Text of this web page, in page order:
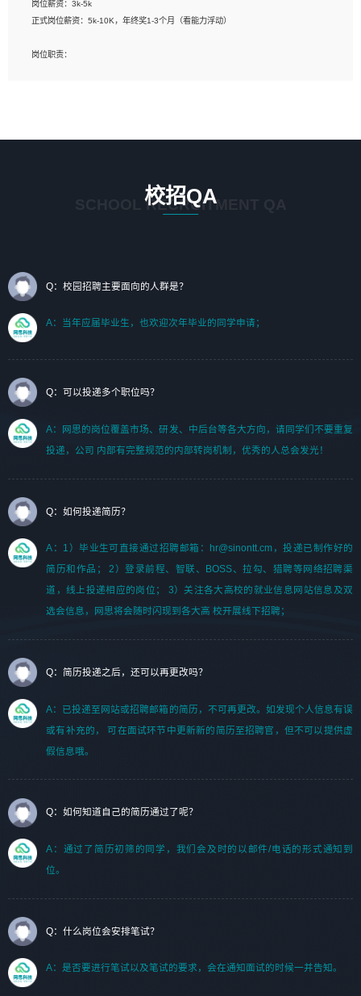
标志及吉祥物设计，效果图后期处理等。
1、艺术设计类相关专业；（其中需求分析顾问不限专业）
岗位薪资：3k-5k
正式岗位薪资：5k-10K，年终奖1-3个月（看能力浮动）
岗位职责：
2. 熟悉 前端常用框架, 能独立完成设计给予的 UI 效果;
3. 有良好的代码习惯, 低级错误出现频率低;
7. 了解或熟悉 WebGL 及相关框架优先。
（岗位人员专职于行业应用解决方案、项目申报方案、投标方案的策划编写）
校招QA
SCHOOL RECRUITMENT QA
Q：校园招聘主要面向的人群是？
A：当年应届毕业生，也欢迎次年毕业的同学申请；
Q：可以投递多个职位吗？
A：网思的岗位覆盖市场、研发、中后台等各大方向，请同学们不要重复
投递，公司 内部有完整规范的内部转岗机制，优秀的人总会发光！
Q：如何投递简历？
A：1）毕业生可直接通过招聘邮箱：hr@sinontt.cm，投递已制作好的
简历和作品； 2）登录前程、智联、BOSS、拉勾、猎聘等网络招聘渠
道，线上投递相应的岗位； 3）关注各大高校的就业信息网站信息及双
选会信息，网思将会随时闪现到各大高 校开展线下招聘；
Q：简历投递之后，还可以再更改吗？
A：已投递至网站或招聘邮箱的简历，不可再更改。如发现个人信息有误
或有补充的， 可在面试环节中更新新的简历至招聘官，但不可以提供虚
假信息哦。
Q：如何知道自己的简历通过了呢？
A：通过了简历初筛的同学，我们会及时的以邮件/电话的形式通知到
位。
Q：什么岗位会安排笔试？
A：是否要进行笔试以及笔试的要求，会在通知面试的时候一并告知。